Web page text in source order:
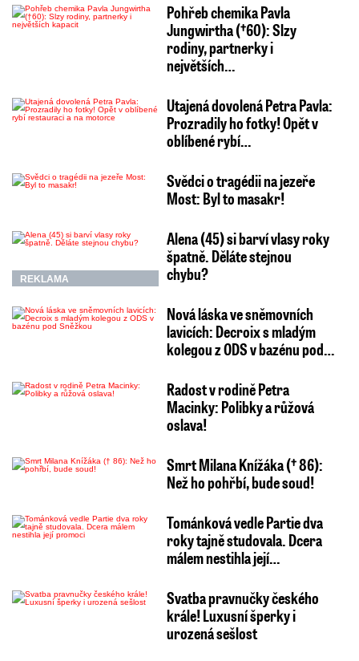
Pohřeb chemika Pavla
Jungwirtha (†60): Slzy
rodiny, partnerky i
největších…
Utajená dovolená Petra Pavla:
Prozradily ho fotky! Opět v
oblíbené rybí…
Svědci o tragédii na jezeře
Most: Byl to masakr!
REKLAMA
Alena (45) si barví vlasy roky
špatně. Děláte stejnou
chybu?
Nová láska ve sněmovních
lavicích: Decroix s mladým
kolegou z ODS v bazénu pod…
Radost v rodině Petra
Macinky: Polibky a růžová
oslava!
Smrt Milana Knížáka († 86):
Než ho pohřbí, bude soud!
Tománková vedle Partie dva
roky tajně studovala. Dcera
málem nestihla její…
Svatba pravnučky českého
krále! Luxusní šperky i
urozená sešlost